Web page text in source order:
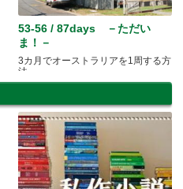
53-56 / 87days －ただい
ま！－
3カ月でオーストラリアを1周する方
法